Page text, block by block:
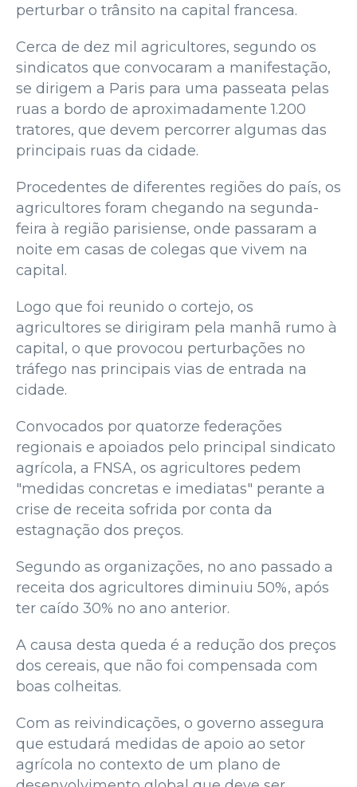
perturbar o trânsito na capital francesa.
Cerca de dez mil agricultores, segundo os
sindicatos que convocaram a manifestação,
se dirigem a Paris para uma passeata pelas
ruas a bordo de aproximadamente 1.200
tratores, que devem percorrer algumas das
principais ruas da cidade.
Procedentes de diferentes regiões do país, os
agricultores foram chegando na segunda-
feira à região parisiense, onde passaram a
noite em casas de colegas que vivem na
capital.
Logo que foi reunido o cortejo, os
agricultores se dirigiram pela manhã rumo à
capital, o que provocou perturbações no
tráfego nas principais vias de entrada na
cidade.
Convocados por quatorze federações
regionais e apoiados pelo principal sindicato
agrícola, a FNSA, os agricultores pedem
"medidas concretas e imediatas" perante a
crise de receita sofrida por conta da
estagnação dos preços.
Segundo as organizações, no ano passado a
receita dos agricultores diminuiu 50%, após
ter caído 30% no ano anterior.
A causa desta queda é a redução dos preços
dos cereais, que não foi compensada com
boas colheitas.
Com as reivindicações, o governo assegura
que estudará medidas de apoio ao setor
agrícola no contexto de um plano de